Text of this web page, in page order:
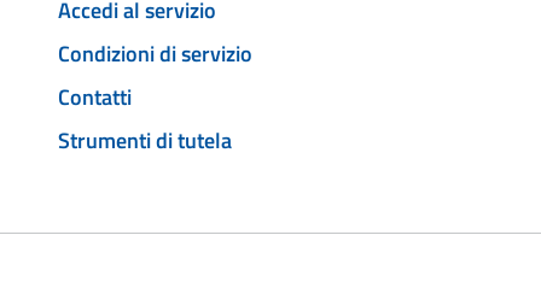
Accedi al servizio
Condizioni di servizio
Contatti
Strumenti di tutela